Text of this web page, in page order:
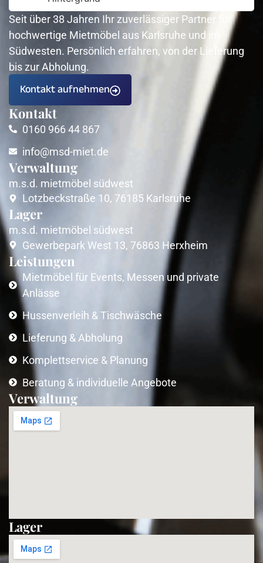
Seit über 38 Jahren Ihr zuverlässiger Partner für
hochwertige Mietmöbel aus Karlsruhe und im
Südwesten. Persönlich erfahren, von der Lieferung
bis zur Abholung.
Kontakt aufnehmen
Kontakt
0160 966 44 867
info@msd-miet.de
Verwaltung
m.s.d. mietmöbel südwest
Lotzbeckstraße 10, 76185 Karlsruhe
Lager
m.s.d. mietmöbel südwest
Gewerbepark West 13, 76863 Herxheim
Leistungen
Mietmöbel für Events, Messen und private
Anlässe
Hussenverleih & Tischwäsche
Lieferung & Abholung
Komplettservice & Planung
Beratung & individuelle Angebote
Verwaltung
Lager